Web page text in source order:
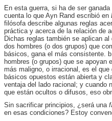
En esta guerra, si ha de ser
cuenta lo que Ayn Rand escribió en
filósofa describe algunas reglas
práctica y acerca de la relación de
Dichas reglas también se aplican
dos hombres (o dos grupos) que
básicos, gana el más consistente.
hombres (o grupos) que se apoyan
más maligno, o irracional, es el
básicos opuestos están abierta y
ventaja del lado racional; y cuando
que están ocultos o difusos, eso
Sin sacrificar principios, ¿será una
en esas condiciones? Estoy